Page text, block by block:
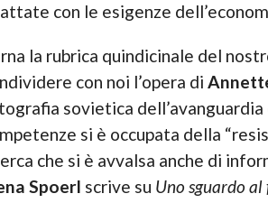
con le esigenze
la rubrica quindicinale del
con noi l’opera di
sovietica
si è occupata della
che si è avvalsa anche di
Spoerl scrive su Uno sguardo